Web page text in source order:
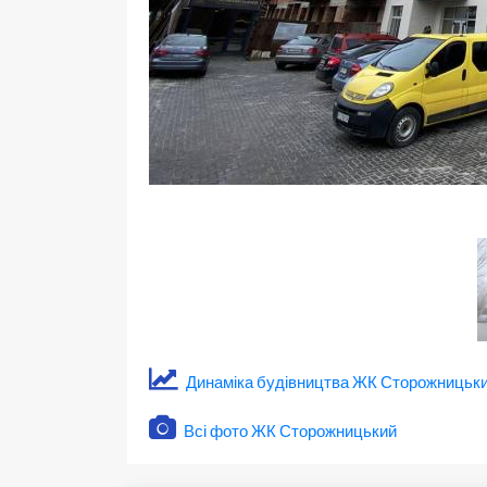
Динаміка будівництва ЖК
Всі фото ЖК Сторожницький